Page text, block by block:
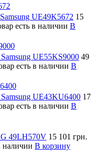
UE49K5672 15
есть в наличии В
UE55KS9000 49
есть в наличии В
Samsung UE43KU6400 17
есть в наличии В
49LH570V 15 101 грн.
наличии В корзину